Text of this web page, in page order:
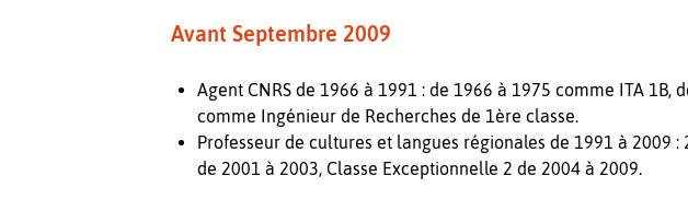
Avant Septembre 2009
Agent CNRS de 1966 à 1991 : de 1966 à 1975 comme ITA
comme Ingénieur de Recherches de 1ère classe.
Professeur de cultures et langues régionales de 1991 à 2009
de 2001 à 2003, Classe Exceptionnelle 2 de 2004 à 2009.